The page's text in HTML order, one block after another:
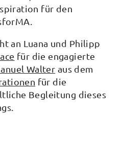
für den
an Luana und Philipp
für die engagierte
Walter aus dem
für die
Begleitung dieses